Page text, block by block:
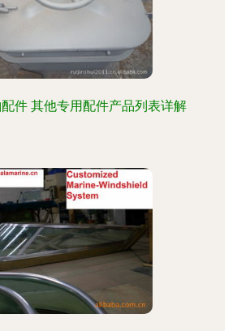
件 其他专用配件产品列表详解